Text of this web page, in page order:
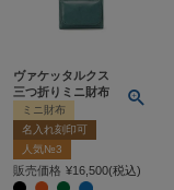
ヴァケッタルクス
三つ折りミニ財布
ミニ財布
名入れ刻印可
人気№3
販売価格 ¥16,500 税込